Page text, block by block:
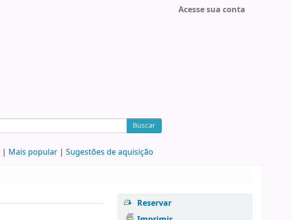
Acesse sua conta
Buscar
Mais popular Sugestões de aquisição
Reservar